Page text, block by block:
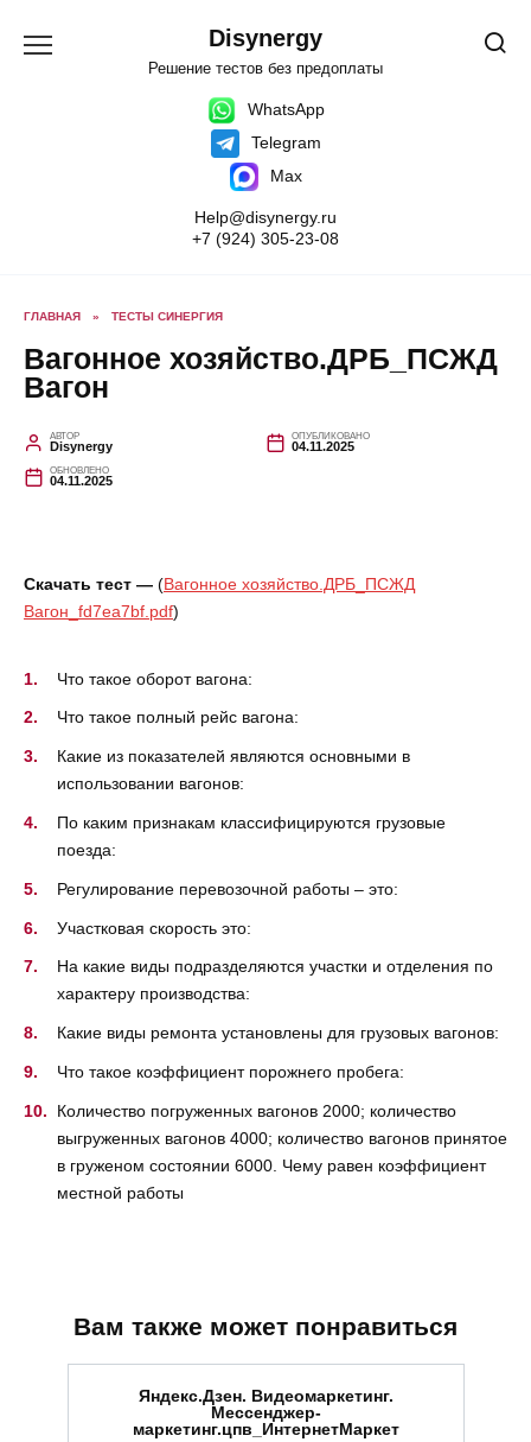
содержанию
Disynergy
Решение тестов без предоплаты
WhatsApp
Telegram
Max
Help@disynergy.ru
+7 (924) 305-23-08
ГЛАВНАЯ » ТЕСТЫ СИНЕРГИЯ
Вагонное хозяйство.ДРБ_ПСЖД
Вагон
АВТОР
Disynergy
ОПУБЛИКОВАНО
04.11.2025
ОБНОВЛЕНО
04.11.2025
Скачать тест — (Вагонное хозяйство.ДРБ_ПСЖД
Вагон_fd7ea7bf.pdf)
Что такое оборот вагона:
Что такое полный рейс вагона:
Какие из показателей являются основными в
использовании вагонов:
По каким признакам классифицируются грузовые
поезда:
Регулирование перевозочной работы – это:
Участковая скорость это:
На какие виды подразделяются участки и отделения по
характеру производства:
Какие виды ремонта установлены для грузовых вагонов:
Что такое коэффициент порожнего пробега:
Количество погруженных вагонов 2000; количество
выгруженных вагонов 4000; количество вагонов принятое
в груженом состоянии 6000. Чему равен коэффициент
местной работы
Вам также может понравиться
Яндекс.Дзен. Видеомаркетинг.
Мессенджер-
маркетинг.цпв_ИнтернетМаркет